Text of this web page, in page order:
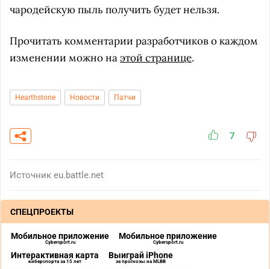
чародейскую пыль получить будет нельзя.
Прочитать комментарии разработчиков о каждом
изменении можно наэтой странице.
Hearthstone Новости Патчи
7
Источник eu.battle.net
СПЕЦПРОЕКТЫ
Мобильное приложение
Cybersport.ru
Мобильное приложение
Cybersport.ru
Интерактивная карта
киберспорта за 15 лет
Выиграй iPhone
за прогнозы на MLBB